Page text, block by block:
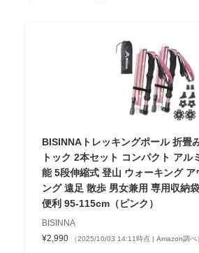
BISINNAトレッキングポール 折畳
トック 2本セット コンパクト アル
能 5段伸縮式 登山 ウォーキング ア
ング 遠足 散歩 男女兼用 専用収納
便利 95-115cm（ピンク）
BISINNA
¥2,990
（2025/10/03 14:11時点 | Amazon調べ